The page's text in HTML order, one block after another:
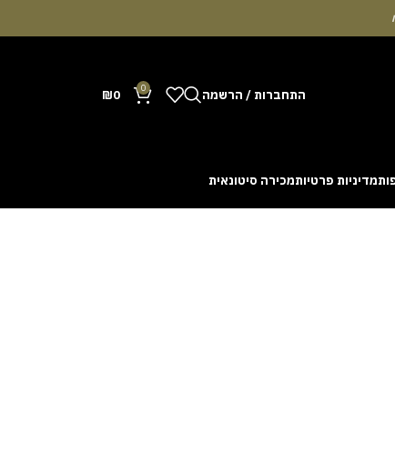
התחברות / הרשמה 0
₪0
מדיניות פרטיותמכירה סיטונאית
cash out before a rising multiplier disappears
with the interface. Some enthusiasts share